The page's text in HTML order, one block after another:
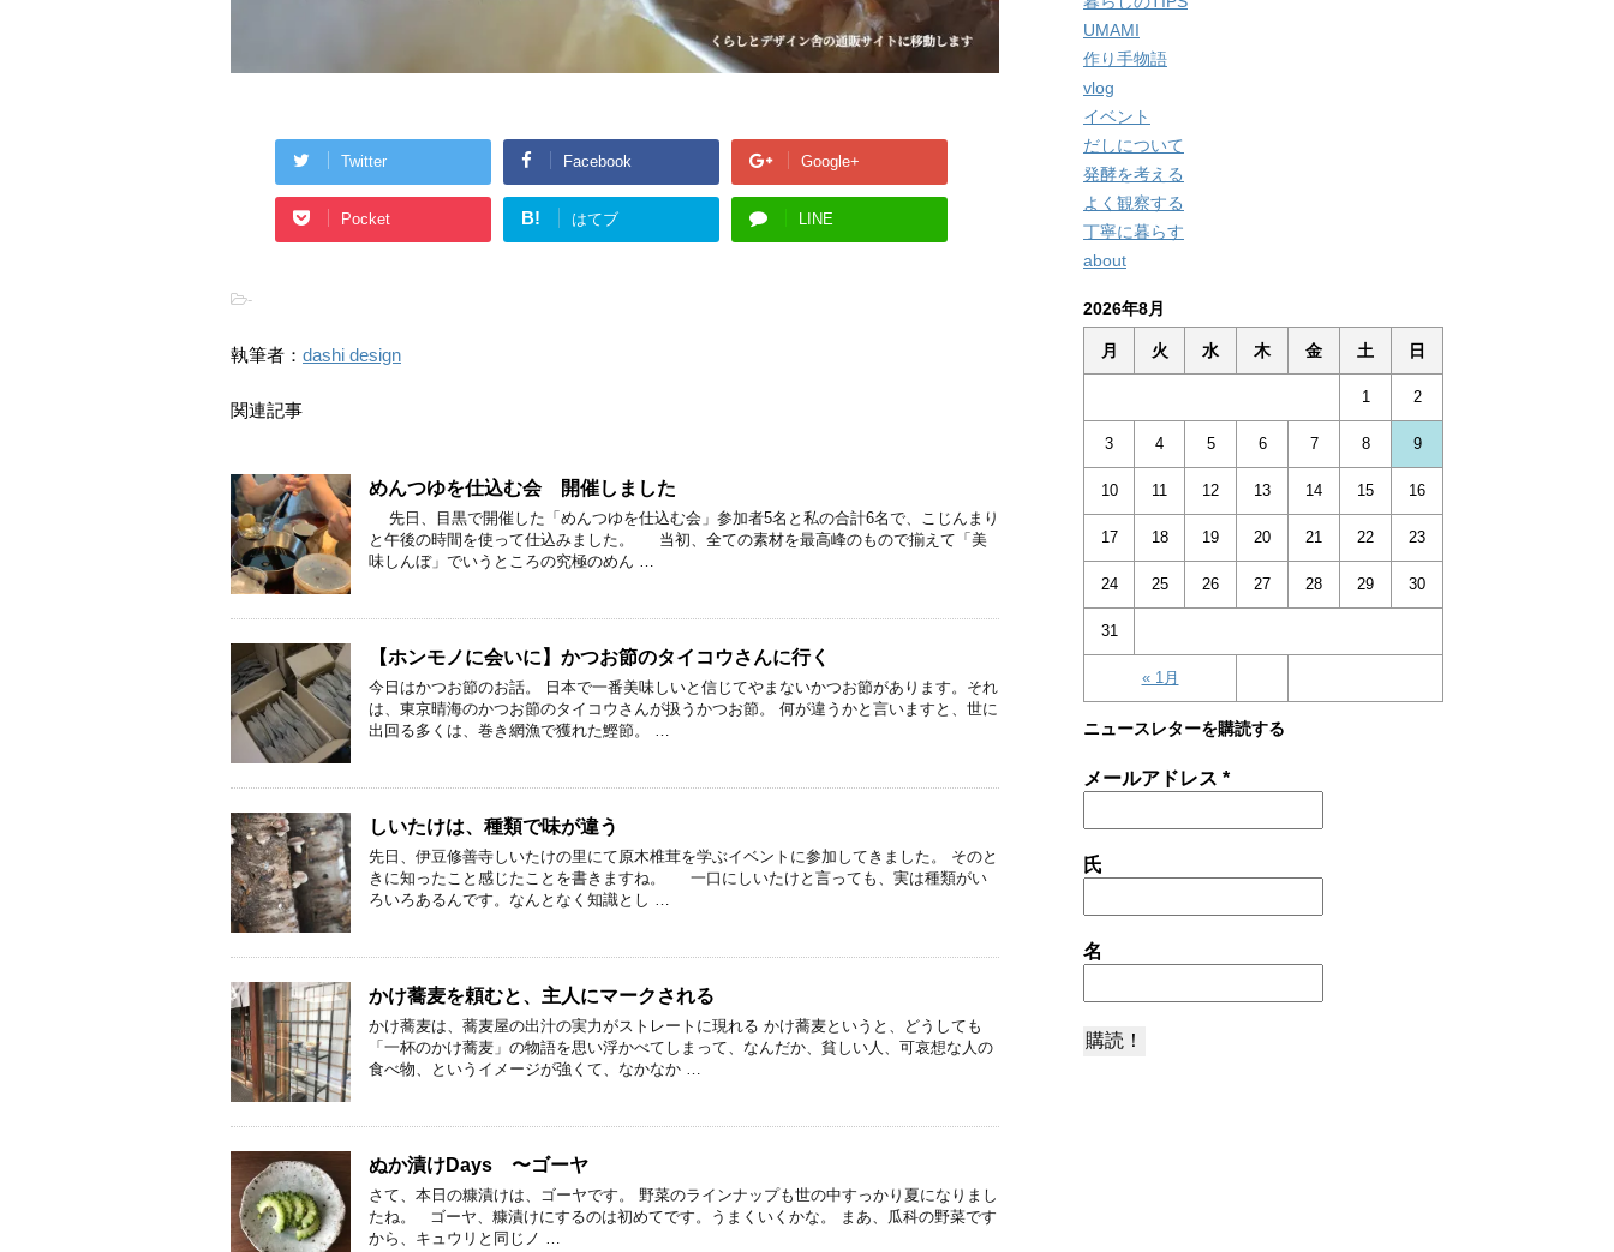
Twitter Facebook Google+
Pocket B! はてブ LINE
-
執筆者： dashi design
関連記事
めんつゆを仕込む会 開催しました
先日、目黒で開催した「めんつゆを仕込む会」参加者5名と私の合計6名で、こじんまり
と午後の時間を使って仕込みました。 当初、全ての素材を最高峰のもので揃えて「美
味しんぼ」でいうところの究極のめん …
【ホンモノに会いに】かつお節のタイコウさんに行く
今日はかつお節のお話。 日本で一番美味しいと信じてやまないかつお節があります。それ
は、東京晴海のかつお節のタイコウさんが扱うかつお節。 何が違うかと言いますと、世に
出回る多くは、巻き網漁で獲れた鰹節。 …
しいたけは、種類で味が違う
先日、伊豆修善寺しいたけの里にて原木椎茸を学ぶイベントに参加してきました。 そのと
きに知ったこと感じたことを書きますね。 一口にしいたけと言っても、実は種類がい
ろいろあるんです。なんとなく知識とし …
かけ蕎麦を頼むと、主人にマークされる
かけ蕎麦は、蕎麦屋の出汁の実力がストレートに現れる かけ蕎麦というと、どうしても
「一杯のかけ蕎麦」の物語を思い浮かべてしまって、なんだか、貧しい人、可哀想な人の
食べ物、というイメージが強くて、なかなか …
ぬか漬けDays 〜ゴーヤ
さて、本日の糠漬けは、ゴーヤです。 野菜のラインナップも世の中すっかり夏になりまし
たね。 ゴーヤ、糠漬けにするのは初めてです。うまくいくかな。 まあ、瓜科の野菜です
から、キュウリと同じノ …
UMAMI
作り手物語
vlog
イベント
だしについて
発酵を考える
よく観察する
丁寧に暮らす
about
2026年8月
月 火 水 木 金 土 日
« 1月
1 2
3 4 5 6 7 8 9
10 11 12 13 14 15 16
17 18 19 20 21 22 23
24 25 26 27 28 29 30
31
ニュースレターを購読する
メールアドレス *
氏
名